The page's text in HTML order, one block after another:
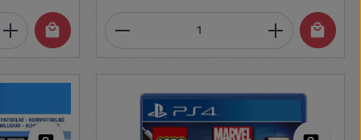
vagy használja a gombokat a
Adja meg a kívánt mennyiséget, vagy
Termékmennyiség: Adja